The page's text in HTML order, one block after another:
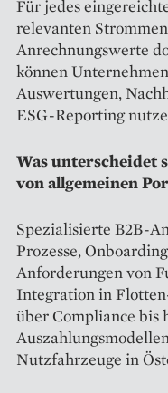
Für jedes
relevanten
Anrechnungswerte
können
Auswertungen,
ESG-Reporting
Was unterscheidet
von allgemeinen
Spezialisierte B2B-
Prozesse,
Anforderungen von
Integration in
über Compliance bis
Nutzfahrzeuge in